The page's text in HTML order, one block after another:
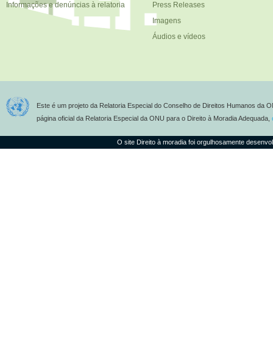
Informações e denúncias à relatoria
Press Releases
Imagens
Áudios e vídeos
Este é um projeto da Relatoria Especial do Conselho de Direitos Humanos da
página oficial da Relatoria Especial da ONU para o Direito à Moradia Adequada,
O site Direito à moradia foi orgulhosamente